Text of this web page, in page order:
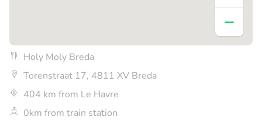
Holy Moly Breda
Torenstraat 17, 4811 XV Breda
404 km from Le Havre
0km from train station